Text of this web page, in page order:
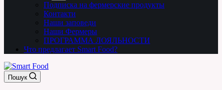
Подписка на фермерские продукты
Контакти
Наши заповеди
Наши Фермеры
ПРОГРАММА ЛОЯЛЬНОСТИ
Что предлагает Smart Food?
Пошук